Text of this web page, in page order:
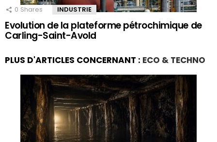
0 Shares INDUSTRIE
Evolution de la plateforme pétrochimique de
Carling-Saint-Avold
PLUS D'ARTICLES CONCERNANT : ECO & TECHNO